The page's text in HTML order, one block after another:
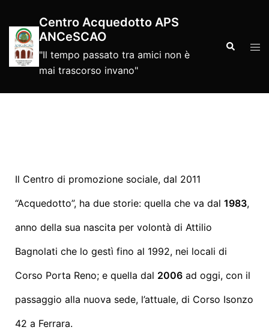
Centro Acquedotto APS
ANCeSCAO
"Il tempo passato tra amici non è
mai trascorso invano"
Il Centro di promozione sociale, dal 2011
“Acquedotto”, ha due storie: quella che va dal 1983,
anno della sua nascita per volontà di Attilio
Bagnolati che lo gestì fino al 1992, nei locali di
Corso Porta Reno; e quella dal 2006 ad oggi, con il
passaggio alla nuova sede, l’attuale, di Corso Isonzo
42 a Ferrara.